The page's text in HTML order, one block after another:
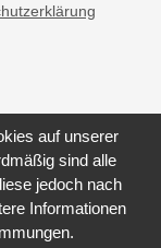
auf unserer
sind alle
jedoch nach
Informationen